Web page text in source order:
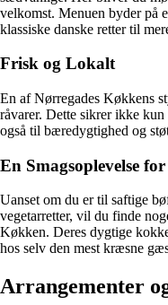
velkomst. Menuen byder på
klassiske danske retter til
Frisk og Lokalt
En af Nørregades Køkkens
råvarer. Dette sikrer ikke
også til bæredygtighed og
En Smagsoplevelse
Uanset om du er til saftige
vegetarretter, vil du finde
Køkken. Deres dygtige
hos selv den mest kræsne
Arrangementer